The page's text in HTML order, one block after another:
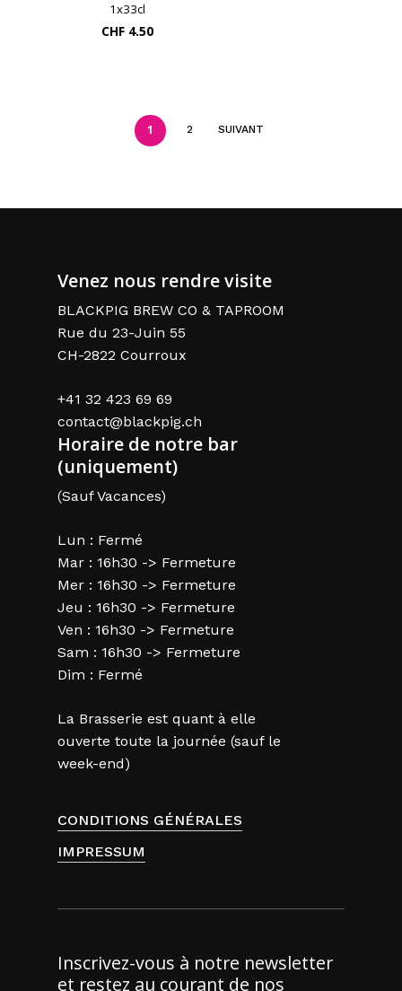
1x33cl
CHF 4.50
1 2 SUIVANT
Venez nous rendre visite
BLACKPIG BREW CO & TAPROOM
Rue du 23-Juin 55
CH-2822 Courroux
+41 32 423 69 69
contact@blackpig.ch
Horaire de notre bar
(uniquement)
(Sauf Vacances)
Lun : Fermé
Mar : 16h30 -> Fermeture
Mer : 16h30 -> Fermeture
Jeu : 16h30 -> Fermeture
Ven : 16h30 -> Fermeture
Sam : 16h30 -> Fermeture
Dim : Fermé
La Brasserie est quant à elle
ouverte toute la journée (sauf le
week-end)
CONDITIONS GÉNÉRALES
IMPRESSUM
Inscrivez-vous à notre newsletter
et restez au courant de nos